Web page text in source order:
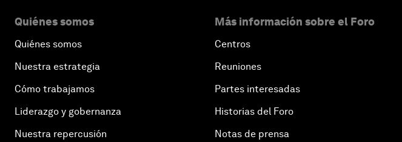
Quiénes somos
Quiénes somos
Nuestra estrategia
Cómo trabajamos
Liderazgo y gobernanza
Nuestra repercusión
Más información sobre el Foro
Centros
Reuniones
Partes interesadas
Historias del Foro
Notas de prensa